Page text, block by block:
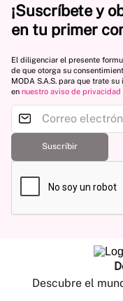
¡Suscríbete y
en tu primer
El diligenciar el presente
de que otorga su
MODA S.A.S. para que trate
en nuestro aviso de privacidad
Suscribir
Descubre el